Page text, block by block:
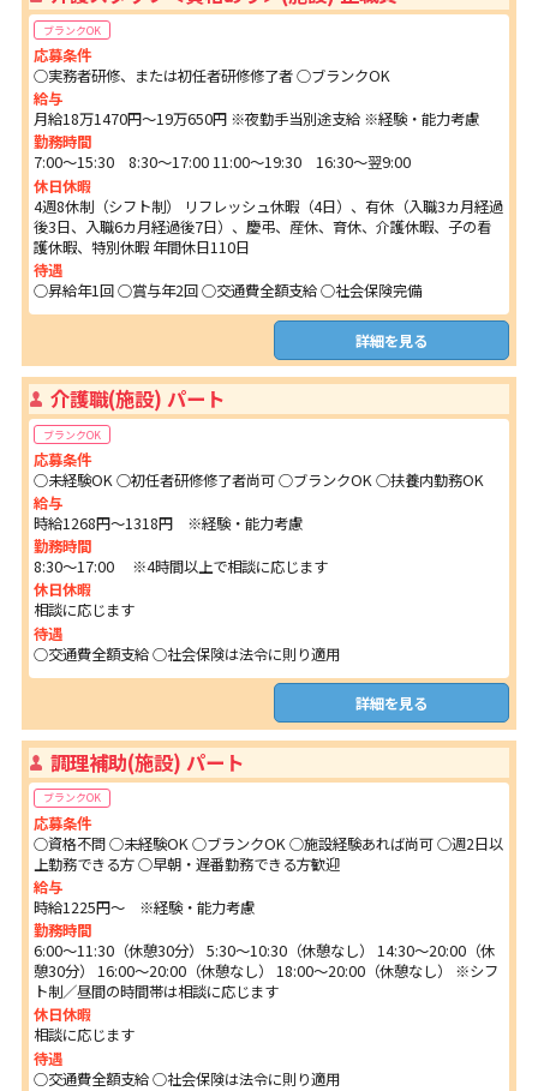
ブランクOK
応募条件
○実務者研修、または初任者研修修了者 ○ブランクOK
給与
月給18万1470円～19万650円 ※夜勤手当別途支給 ※経験・能力考慮
勤務時間
7:00～15:30 8:30～17:00 11:00～19:30 16:30～翌9:00
休日休暇
4週8休制（シフト制） リフレッシュ休暇（4日）、有休（入職3カ月経過
後3日、入職6カ月経過後7日）、慶弔、産休、育休、介護休暇、子の看
護休暇、特別休暇 年間休日110日
待遇
○昇給年1回 ○賞与年2回 ○交通費全額支給 ○社会保険完備
詳細を見る
介護職(施設) パート
ブランクOK
応募条件
○未経験OK ○初任者研修修了者尚可 ○ブランクOK ○扶養内勤務OK
給与
時給1268円～1318円 ※経験・能力考慮
勤務時間
8:30～17:00 ※4時間以上で相談に応じます
休日休暇
相談に応じます
待遇
○交通費全額支給 ○社会保険は法令に則り適用
詳細を見る
調理補助(施設) パート
ブランクOK
応募条件
○資格不問 ○未経験OK ○ブランクOK ○施設経験あれば尚可 ○週2日以
上勤務できる方 ○早朝・遅番勤務できる方歓迎
給与
時給1225円～ ※経験・能力考慮
勤務時間
6:00～11:30（休憩30分） 5:30～10:30（休憩なし） 14:30～20:00（休
憩30分） 16:00～20:00（休憩なし） 18:00～20:00（休憩なし） ※シフ
ト制／昼間の時間帯は相談に応じます
休日休暇
相談に応じます
待遇
○交通費全額支給 ○社会保険は法令に則り適用